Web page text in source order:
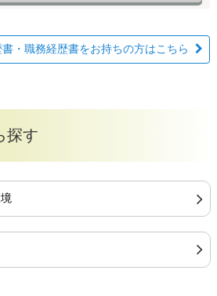
書・職務経歴書をお持ちの方はこちら
探す